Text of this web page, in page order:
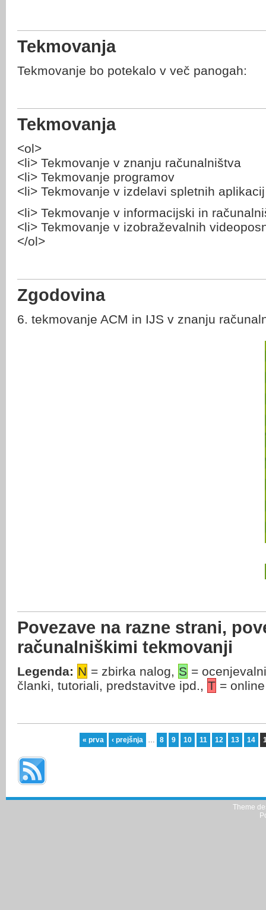
Tekmovanja
Tekmovanje bo potekalo v več panogah:
Tekmovanja
<ol>
<li> Tekmovanje v znanju računalništva
<li> Tekmovanje programov
<li> Tekmovanje v izdelavi spletnih aplikacij
<li> Tekmovanje v informacijski in
<li> Tekmovanje v izobraževalnih
</ol>
Zgodovina
6. tekmovanje ACM in IJS v znanju
Povezave na razne strani,
računalniškimi tekmovanji
Legenda: N = zbirka nalog, S =
članki, tutoriali, predstavitve ipd., T =
« prva ‹ prejšnja 8 9 10 11 12 13 14
Theme